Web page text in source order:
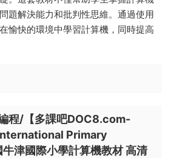
題解決能力和批判性思維。通過使用
愉快的環境中學習計算機，同時提高
/【多課吧DOC8.com-
Primary
津國際小學計算機教材 高清